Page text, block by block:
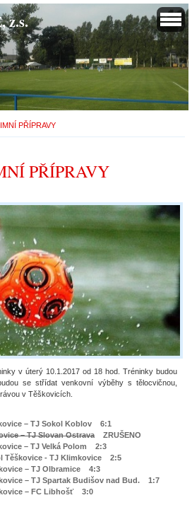
z.s.
PŘÍPRAVY
PŘÍPRAVY
v úterý 10.1.2017 od 18 hod. Tréninky budou
se střídat venkovní výběhy s tělocvičnou,
v Těškovicích.
– TJ Sokol Koblov
6:1
– TJ Slovan Ostrava
ZRUŠENO
– TJ Velká Polom 2:3
Těškovice - TJ Klimkovice 2:5
– TJ Olbramice 4:3
– TJ Spartak Budišov nad Bud. 1:7
– FC Libhošť 3:0